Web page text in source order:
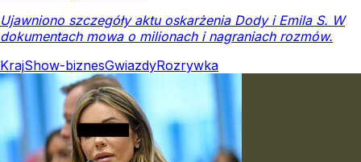
Ujawniono szczegóły aktu oskarżenia Dody i Emila S. W
dokumentach mowa o milionach i nagraniach rozmów.
KrajShow-biznesGwiazdyRozrywka